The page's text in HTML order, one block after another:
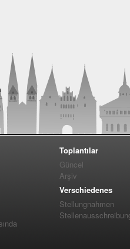
Toplantılar
Güncel
Arşiv
Verschiedenes
Stellungnahmen